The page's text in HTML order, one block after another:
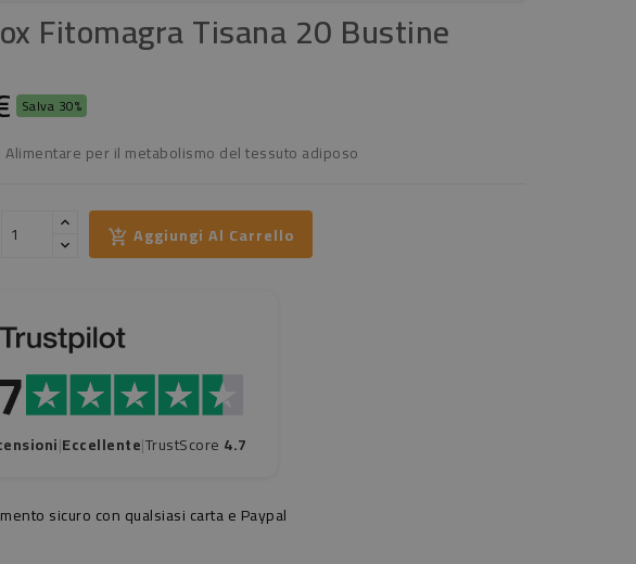
Fitomagra Tisana 20 Bustine
Salva 30%
per il metabolismo del tessuto adiposo
Aggiungi Al Carrello
|Eccellente|TrustScore 4.7
sicuro con qualsiasi carta e Paypal